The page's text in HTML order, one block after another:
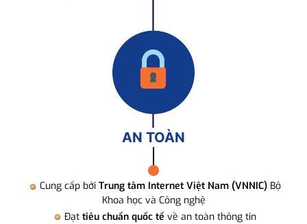
AN TOÀN
Cung cấp bởi Trung tâm Internet Việt Nam (VNNIC) Bộ
Khoa học và Công nghệ
Đạt tiêu chuẩn quốc tế về an toàn thông tin